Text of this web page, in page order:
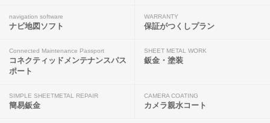
navigation software
ナビ地図ソフト
WARRANTY
保証がつくしプラン
Connected Maintenance Passport
コネクティッドメンテナンスパス
ポート
SHEET METAL WORK
鈑金・塗装
SIMPLE SHEETMETAL REPAIR
簡易鈑金
CAMERA COATING
カメラ親水コート